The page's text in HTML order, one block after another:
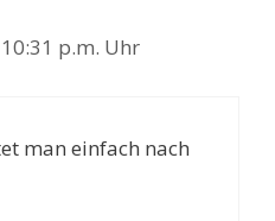
p.m. Uhr
man einfach nach